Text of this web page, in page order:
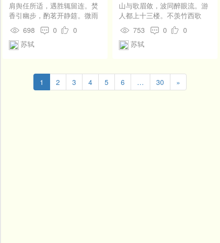
肩舆任所适，遇胜辄留连。焚
香引幽步，酌茗开静筵。微雨
止还作，小窗幽更妍。盆山不
见日，草木自苍然。忽登最高
塔，眼界穷大千。卞峰照城
毕，墟落生晚烟。归来记所
历，耿耿清不眠。道人亦未
698 0
0
苏轼
山与歌眉敛，波同醉眼流。游
人都上十三楼。不羡竹西歌
吹、古扬州。菰黍连昌歜，琼
彝倒玉舟。谁家水调唱歌头。
声绕碧山飞去、晚云留。
753 0
0
苏轼
1 2 3 4 5 6 … 30 »